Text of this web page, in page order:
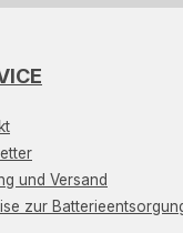
und Versand
zur